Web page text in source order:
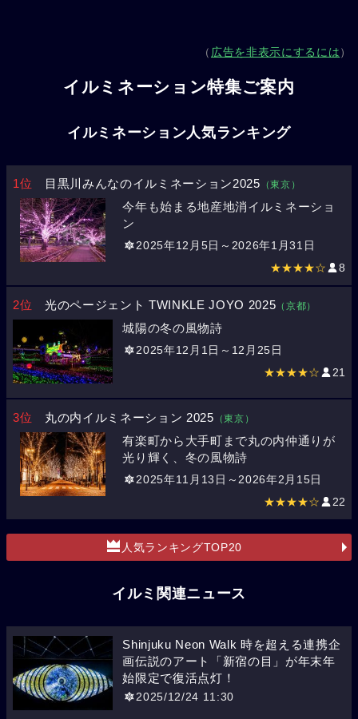
（ 広告を非表示にするには ）
イルミネーション特集ご案内
イルミネーション人気ランキング
1位 目黒川みんなのイルミネーション2025 （東京）
今年も始まる地産地消イルミネーショ
ン
2025年12月5日～2026年1月31日
★★★★☆ 8
2位 光のページェント TWINKLE JOYO 2025 （京都）
城陽の冬の風物詩
2025年12月1日～12月25日
★★★★☆ 21
3位 丸の内イルミネーション 2025 （東京）
有楽町から大手町まで丸の内仲通りが
光り輝く、冬の風物詩
2025年11月13日～2026年2月15日
★★★★☆ 22
人気ランキングTOP20
イルミ関連ニュース
Shinjuku Neon Walk 時を超える連携企
画伝説のアート「新宿の目」が年末年
始限定で復活点灯！
2025/12/24 11:30